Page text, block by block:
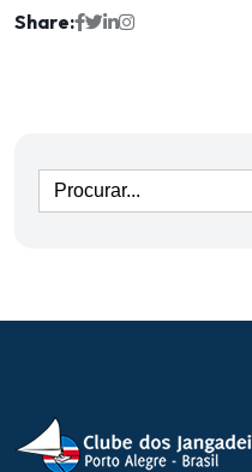
Share: